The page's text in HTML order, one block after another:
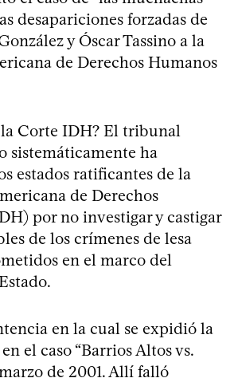
desapariciones forzadas de
y Óscar Tassino a la
de Derechos Humanos
Corte IDH? El tribunal
sistemáticamente ha
estados ratificantes de la
de Derechos
por no investigar y castigar
de los crímenes de lesa
en el marco del
en la cual se expidió la
el caso “Barrios Altos vs.
de 2001. Allí falló